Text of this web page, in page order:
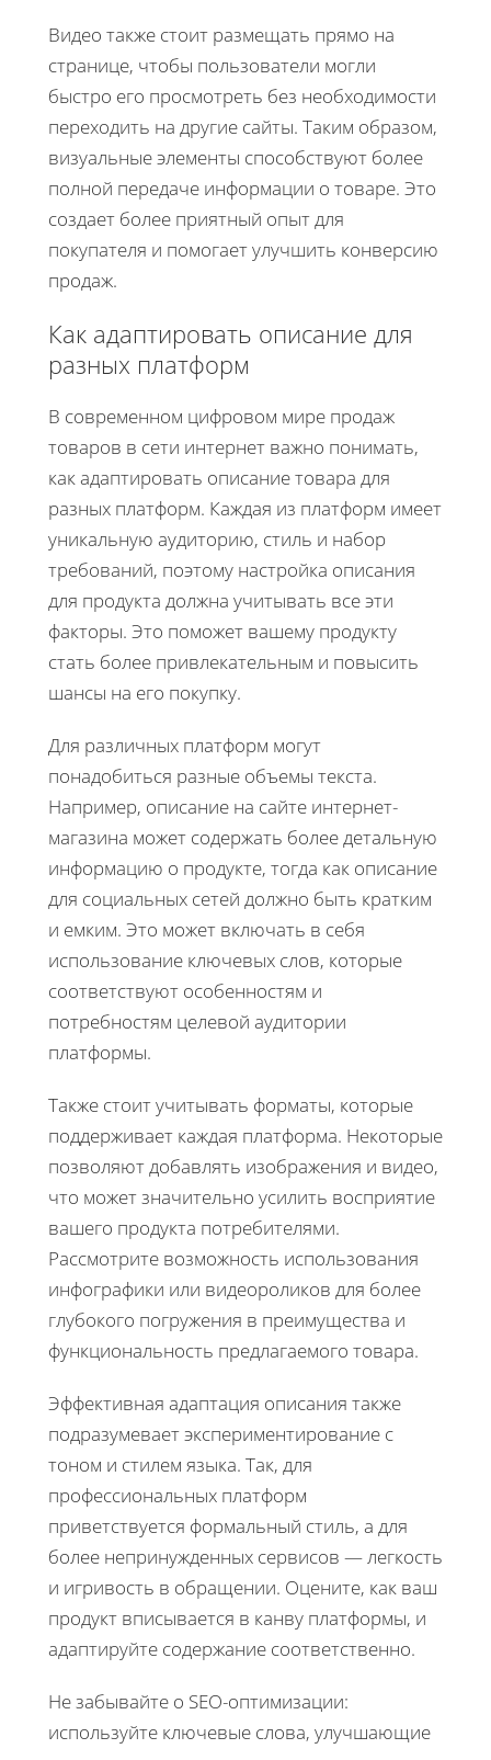
Видео также стоит размещать прямо на
странице, чтобы пользователи могли
быстро его просмотреть без необходимости
переходить на другие сайты. Таким образом,
визуальные элементы способствуют более
полной передаче информации о товаре. Это
создает более приятный опыт для
покупателя и помогает улучшить конверсию
продаж.
Как адаптировать описание для
разных платформ
В современном цифровом мире продаж
товаров в сети интернет важно понимать,
как адаптировать описание товара для
разных платформ. Каждая из платформ имеет
уникальную аудиторию, стиль и набор
требований, поэтому настройка описания
для продукта должна учитывать все эти
факторы. Это поможет вашему продукту
стать более привлекательным и повысить
шансы на его покупку.
Для различных платформ могут
понадобиться разные объемы текста.
Например, описание на сайте интернет-
магазина может содержать более детальную
информацию о продукте, тогда как описание
для социальных сетей должно быть кратким
и емким. Это может включать в себя
использование ключевых слов, которые
соответствуют особенностям и
потребностям целевой аудитории
платформы.
Также стоит учитывать форматы, которые
поддерживает каждая платформа. Некоторые
позволяют добавлять изображения и видео,
что может значительно усилить восприятие
вашего продукта потребителями.
Рассмотрите возможность использования
инфографики или видеороликов для более
глубокого погружения в преимущества и
функциональность предлагаемого товара.
Эффективная адаптация описания также
подразумевает экспериментирование с
тоном и стилем языка. Так, для
профессиональных платформ
приветствуется формальный стиль, а для
более непринужденных сервисов — легкость
и игривость в обращении. Оцените, как ваш
продукт вписывается в канву платформы, и
адаптируйте содержание соответственно.
Не забывайте о SEO-оптимизации:
используйте ключевые слова, улучшающие